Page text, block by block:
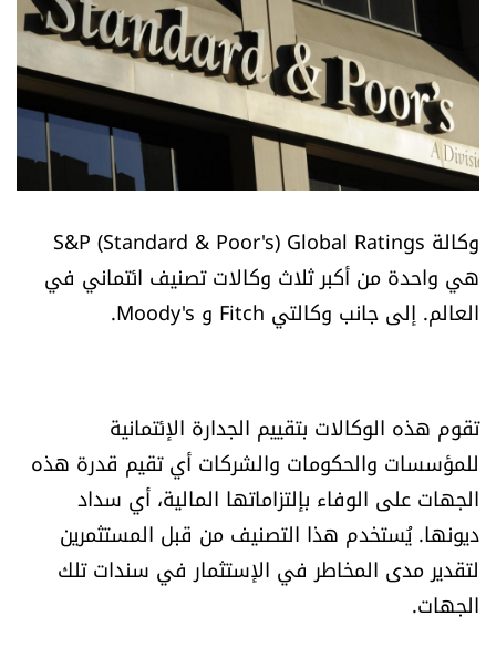
متفرقات
نداء القرّاء
خاص الموقع
كتّابنا
تحت المجهر
اقتصاد
العالم
الصحافة الإسرائيلية
وكالة S&P (Standard & Poor's) Global Ratings
هي واحدة من أكبر ثلاث وكالات تصنيف ائتماني في
العالم. إلى جانب وكالتي Fitch و Moody's.
تقوم هذه الوكالات بتقييم الجدارة الإئتمانية
للمؤسسات والحكومات والشركات أي تقيم قدرة هذه
الجهات على الوفاء بإلتزاماتها المالية، أي سداد
ديونها. يُستخدم هذا التصنيف من قبل المستثمرين
لتقدير مدى المخاطر في الإستثمار في سندات تلك
الجهات.